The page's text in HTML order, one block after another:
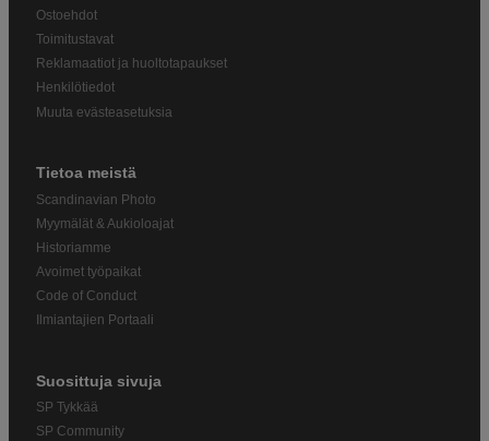
Ostoehdot
Toimitustavat
Reklamaatiot ja huoltotapaukset
Henkilötiedot
Muuta evästeasetuksia
Tietoa meistä
Scandinavian Photo
Myymälät & Aukioloajat
Historiamme
Avoimet työpaikat
Code of Conduct
Ilmiantajien Portaali
Suosittuja sivuja
SP Tykkää
SP Community